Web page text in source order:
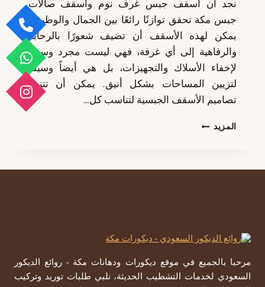
نجد أن أسقف جبس غرف نوم واسقف صالات
جبس مكة تحقق توازنًا رائعًا بين الجمال والوظيفة.
يمكن لهذه الأسقف أن تضيف شعورًا بالرحابة
والرفاهية إلى أي غرفة، فهي ليست مجرد وسيلة
لإخفاء الأسلاك والتجهيزات، بل هي أيضاً وسيلة
لتزيين المساحات بشكل أنيق. يمكن أن تتنوع
تصاميم الأسقف الجبسية لتناسب كل…
المزيد تركيب
مكة
مرحبا بالجميع في موقع ديكورات ودهانات مكة - روائع الديكور
السعودي لخدمات التشطيب الحديثة، نلبي طلبات توريد وتركيب